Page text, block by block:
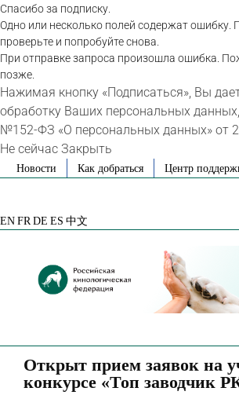
Спасибо за подписку.
Одно или несколько полей содержат ошибку.
проверьте и попробуйте снова.
При отправке запроса произошла ошибка.
позже.
Нажимая кнопку «Подписаться», Вы
обработку Ваших персональных
№152-ФЗ «О персональных данных» от
Не сейчас Закрыть
SkipНовости Как добраться Центр
EN FR DE ES 中文
Открыт прием заявок на
конкурсе «Топ заводчик